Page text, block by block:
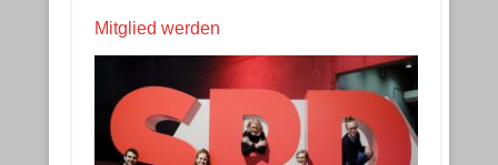
Mitglied werden